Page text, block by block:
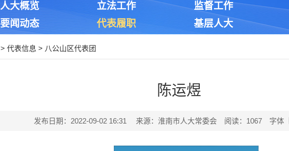
人大概览 立法工作 监督工作
要闻动态
代表履职 基层人大
> 代表信息 > 八公山区代表团
陈运煜
发布日期：2022-09-02 16:31 来源：淮南市人大常委会 阅读： 1067 字体